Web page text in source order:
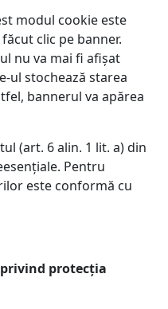
modul cookie este
clic pe banner.
nu va mai fi afișat
ul stochează starea
bannerul va apărea
(art. 6 alin. 1 lit. a) din
Pentru
este conformă cu
protecția